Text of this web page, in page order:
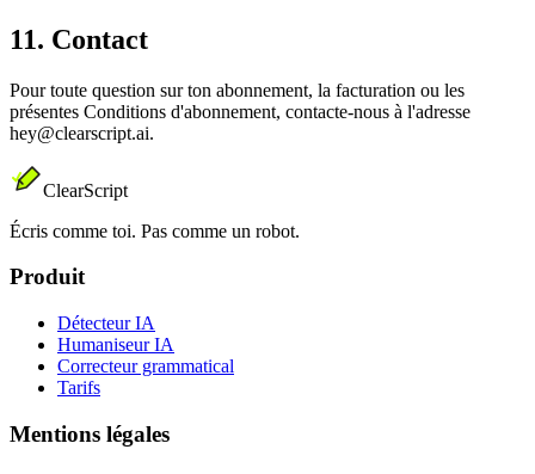
11. Contact
Pour toute question sur ton abonnement, la facturation ou les
présentes Conditions d'abonnement, contacte-nous à l'adresse
hey@clearscript.ai.
ClearScript
Écris comme toi. Pas comme un robot.
Produit
Détecteur IA
Humaniseur IA
Correcteur grammatical
Tarifs
Mentions légales